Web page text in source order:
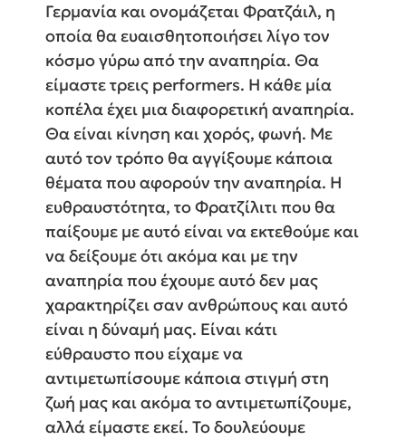
Γερμανία και ονομάζεται Φρατζάιλ, η
οποία θα ευαισθητοποιήσει λίγο τον
κόσμο γύρω από την αναπηρία. Θα
είμαστε τρεις performers. Η κάθε μία
κοπέλα έχει μια διαφορετική αναπηρία.
Θα είναι κίνηση και χορός, φωνή. Με
αυτό τον τρόπο θα αγγίξουμε κάποια
θέματα που αφορούν την αναπηρία. Η
ευθραυστότητα, το Φρατζίλιτι που θα
παίξουμε με αυτό είναι να εκτεθούμε και
να δείξουμε ότι ακόμα και με την
αναπηρία που έχουμε αυτό δεν μας
χαρακτηρίζει σαν ανθρώπους και αυτό
είναι η δύναμή μας. Είναι κάτι
εύθραυστο που είχαμε να
αντιμετωπίσουμε κάποια στιγμή στη
ζωή μας και ακόμα το αντιμετωπίζουμε,
αλλά είμαστε εκεί. Το δουλεύουμε